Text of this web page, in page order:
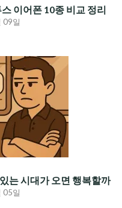
이어폰 10종 비교 정리
09일
는 시대가 오면 행복할까
05일